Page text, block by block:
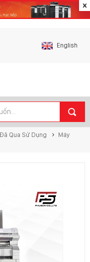
English
Qua Sử Dụng
Máy